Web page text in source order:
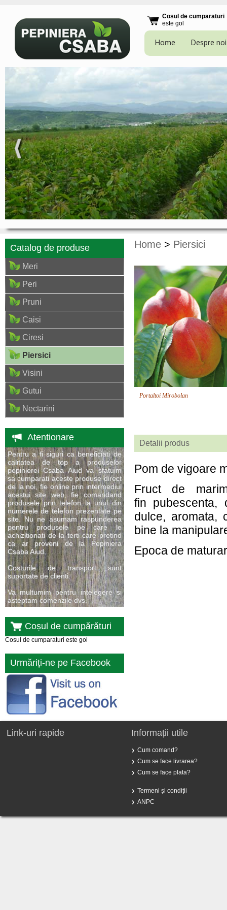
Cosul de cumparaturi
este gol
Home Despre noi
Catalog de produse
Meri
Peri
Pruni
Caisi
Ciresi
Piersici
Visini
Gutui
Nectarini
Atentionare
Pentru a fi siguri ca beneficiati de
calitatea de top a produselor
pepinierei Csaba Aiud va sfatuim
sa cumparati aceste produse direct
de la noi, fie online prin intermediul
acestui site web, fie comandand
produsele prin telefon la unul din
numerele de telefon prezentate pe
site. Nu ne asumam raspunderea
pentru produsele pe care le
achizitionati de la terti care pretind
ca ar proveni de la Pepiniera
Csaba Aiud.
Costurile de transport sunt
suportate de clienti.
Va multumim pentru intelegere si
asteptam comenzile dvs.
Coșul de cumpărături
Cosul de cumparaturi este gol
Urmăriți-ne pe Facebook
Home > Piersici
Portaltoi Mirobolan
Detalii produs
Pom de vigoare
Fruct de
fin pubescenta,
dulce, aromata,
bine la
Epoca de
Link-uri rapide Informații utile
Cum comand?
Cum se face livrarea?
Cum se face plata?
Termeni și condiții
ANPC